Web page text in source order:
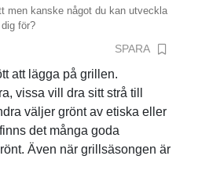
men kanske något du kan utveckla
för?
SPARA
att lägga på grillen.
vissa vill dra sitt strå till
väljer grönt av etiska eller
det många goda
Även när grillsäsongen är